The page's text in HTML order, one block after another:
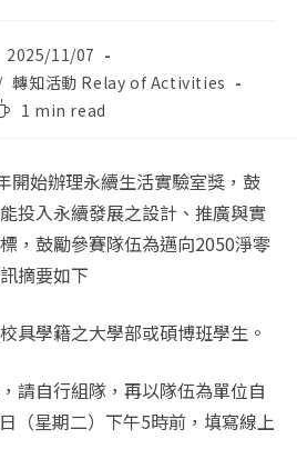
2025/11/07
轉知活動 Relay of Activities
1 min read
開始辦理永續生活實驗室獎，鼓
投入永續發展之設計、推廣與實
，鼓勵參賽隊伍為邁向2050淨零
摘要如下
具學籍之大學部或碩博班學生。
請自行組隊，再以隊伍為單位自
（星期二）下午5時前，填寫線上